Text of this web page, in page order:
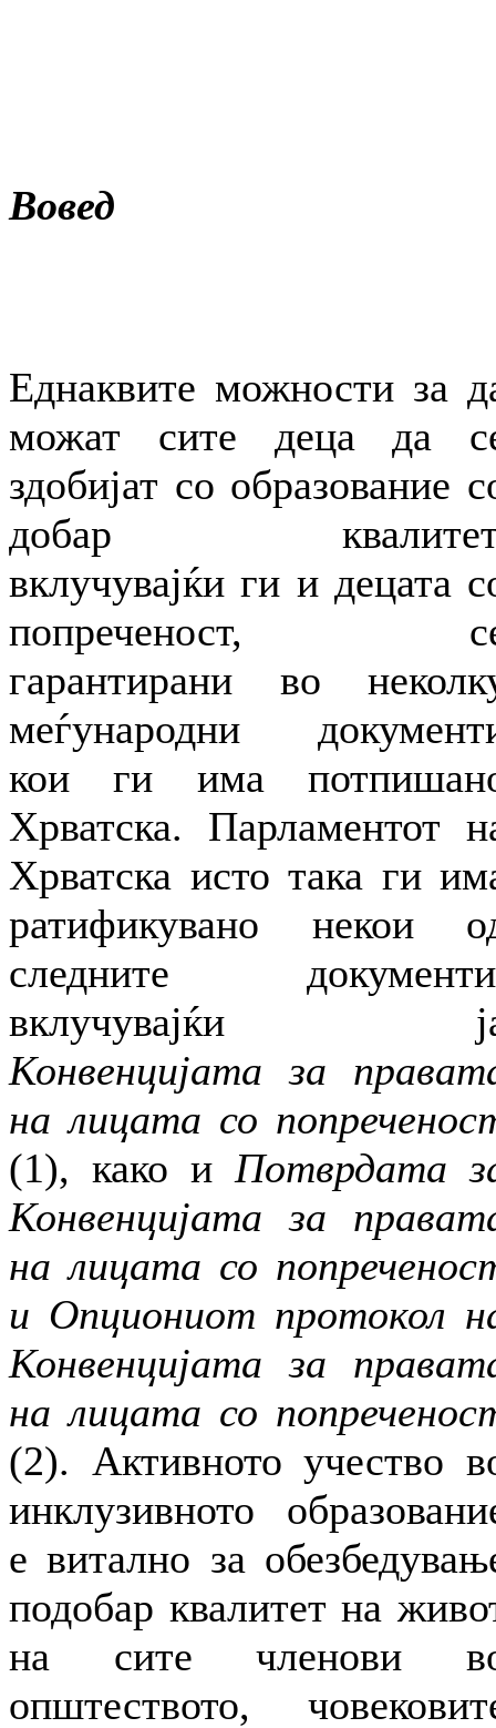
Вовед
Еднаквите можности за
можат сите деца да
здобијат со образование
добар
вклучувајќи ги и децата
попреченост,
гарантирани во
меѓународни
кои ги има
Хрватска. Парламентот
Хрватска исто така ги
ратификувано некои
следните
вклучувајќи
Конвенцијата за
на лицата со
(1), како и Потврдата
Конвенцијата за
на лицата со
и Опциониот протокол
Конвенцијата за
на лицата со
(2). Активното учество
инклузивното
е витално за
подобар квалитет на
на сите членови
општеството,